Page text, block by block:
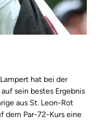
hat bei der
sein bestes Ergebnis
aus St. Leon-Rot
dem Par-72-Kurs eine